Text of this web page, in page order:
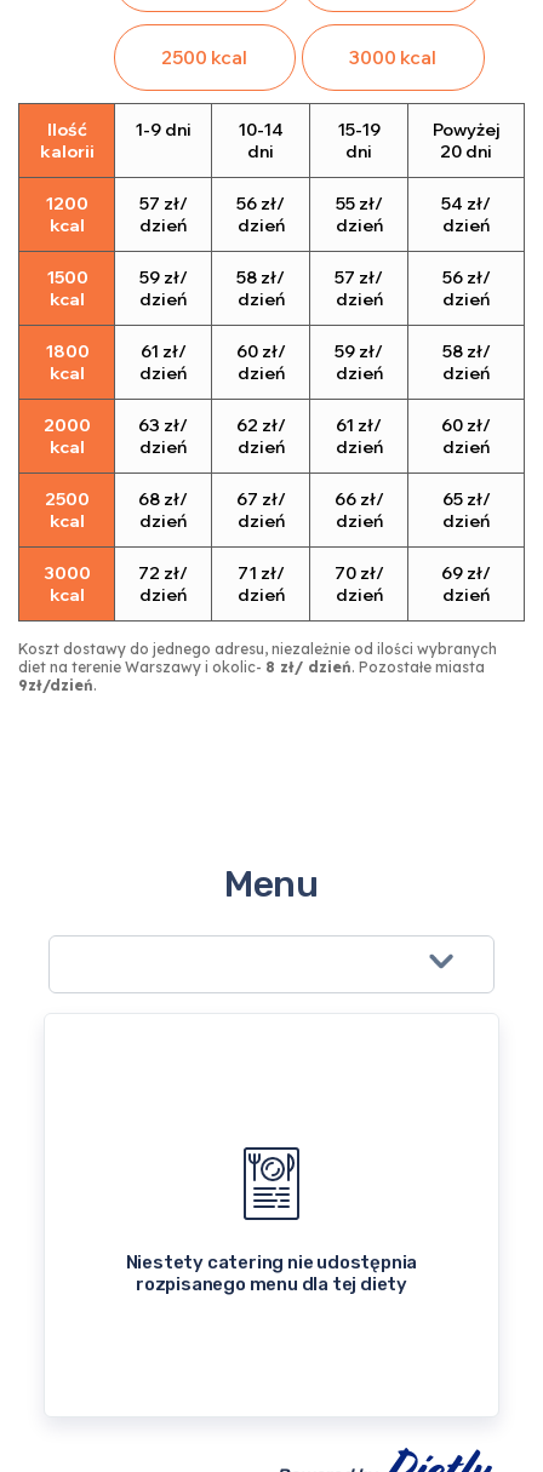
2500 kcal 3000 kcal
Ilość
kalorii
1-9 dni
10-14
dni
15-19
dni
Powyżej
20 dni
1200
kcal
57 zł/
dzień
56 zł/
dzień
55 zł/
dzień
54 zł/
dzień
1500
kcal
59 zł/
dzień
58 zł/
dzień
57 zł/
dzień
56 zł/
dzień
1800
kcal
61 zł/
dzień
60 zł/
dzień
59 zł/
dzień
58 zł/
dzień
2000
kcal
63 zł/
dzień
62 zł/
dzień
61 zł/
dzień
60 zł/
dzień
2500
kcal
68 zł/
dzień
67 zł/
dzień
66 zł/
dzień
65 zł/
dzień
3000
kcal
72 zł/
dzień
71 zł/
dzień
70 zł/
dzień
69 zł/
dzień
Koszt dostawy do jednego adresu, niezależnie od ilości wybranych
diet na terenie Warszawy i okolic- 8 zł/ dzień. Pozostałe miasta
9zł/dzień.
Menu
Niestety catering nie udostępnia
rozpisanego menu dla tej diety